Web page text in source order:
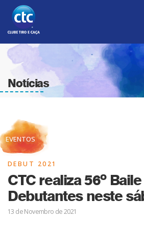
Notícias
EVENTOS
DEBUT 2021
CTC realiza 56º
Debutantes neste
13 de Novembro de 2021